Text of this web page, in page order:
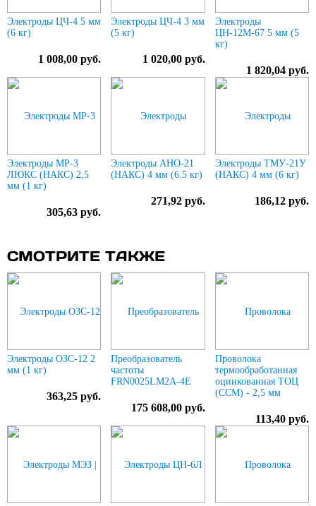
Электроды ЦЧ-4 5 мм
(6 кг)
1 008,00 руб.
Электроды ЦЧ-4 3 мм
(5 кг)
1 020,00 руб.
Электроды
ЦН-12М-67 5 мм (5
кг)
1 820,04 руб.
Электроды МР-3
ЛЮКС (НАКС) 2,5
мм (1 кг)
305,63 руб.
Электроды АНО-21
(НАКС) 4 мм (6.5 кг)
271,92 руб.
Электроды ТМУ-21У
(НАКС) 4 мм (6 кг)
186,12 руб.
СМОТРИТЕ ТАКЖЕ
Электроды ОЗС-12 2
мм (1 кг)
363,25 руб.
Преобразователь
частоты
FRN0025LM2A-4E
175 608,00 руб.
Проволока
термообработанная
оцинкованная ТОЦ
(ССМ) - 2,5 мм
113,40 руб.